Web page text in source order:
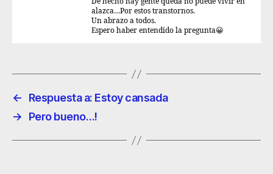
alazca…Por estos transtornos.
Un abrazo a todos.
Espero haber entendido la pregunta😀
←
Respuesta a: Estoy cansada
→
Pero bueno…!